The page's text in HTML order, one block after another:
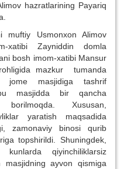
hazratlarining Payariq
Usmonxon Alimov
xatibi Zayniddin domla
bosh imom-xatibi Mansur
mazkur tumanda
jome masjidiga tashrif
masjidda bir qancha
Xususan,
yaratish maqsadida
zamonaviy binosi qurib
topshirildi. Shuningdek,
kunlarda qiyinchiliklarsiz
ayvon qismiga